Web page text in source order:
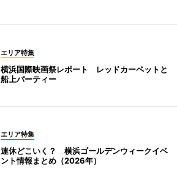
エリア特集
横浜国際映画祭レポート レッドカーペットと
船上パーティー
エリア特集
連休どこいく？ 横浜ゴールデンウィークイベ
ント情報まとめ（2026年）